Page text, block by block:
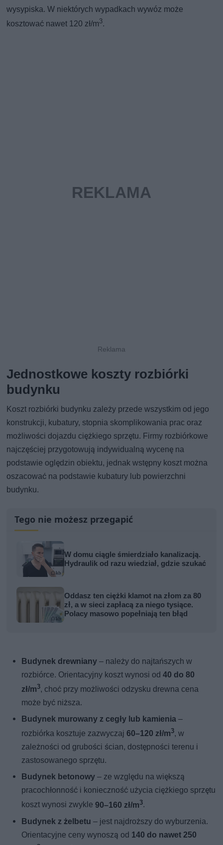
wysypiska. W niektórych wypadkach wywóz może
kosztować nawet 120 zł/m3.
Jednostkowe koszty rozbiórki
budynku
Koszt rozbiórki budynku zależy przede wszystkim od jego
konstrukcji, kubatury, stopnia skomplikowania prac oraz
możliwości dojazdu ciężkiego sprzętu. Firmy rozbiórkowe
najczęściej przygotowują indywidualną wycenę na
podstawie oględzin obiektu, jednak wstępny koszt można
oszacować na podstawie kubatury lub powierzchni
budynku.
Tego nie możesz przegapić
W domu ciągle śmierdziało kanalizacją.
Hydraulik od razu wiedział, gdzie szukać
Oddasz ten ciężki klamot na złom za 80
zł, a w sieci zapłacą za niego tysiące.
Polacy masowo popełniają ten błąd
Budynek drewniany – należy do najtańszych w
rozbiórce. Orientacyjny koszt wynosi od40 do 80
zł/m3, choć przy możliwości odzysku drewna cena
może być niższa.
Budynek murowany z cegły lub kamienia –
rozbiórka kosztuje zazwyczaj60–120 zł/m3, w
zależności od grubości ścian, dostępności terenu i
zastosowanego sprzętu.
Budynek betonowy – ze względu na większą
pracochłonność i konieczność użycia ciężkiego sprzętu
koszt wynosi zwykle90–160 zł/m3.
Budynek z żelbetu – jest najdroższy do wyburzenia.
Orientacyjne ceny wynoszą od 140 do nawet 250